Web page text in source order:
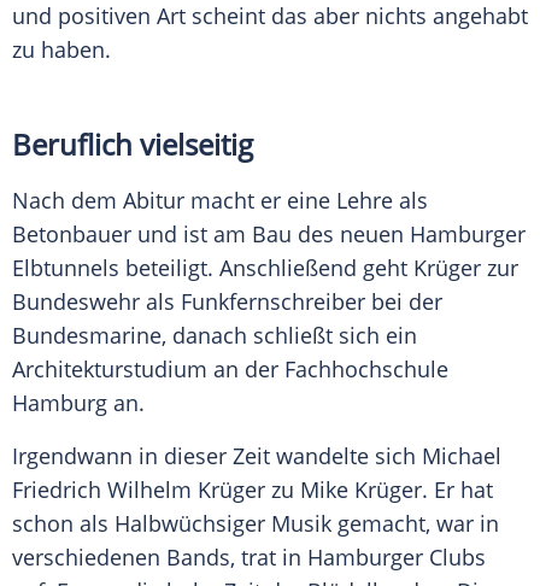
und positiven Art scheint das aber nichts angehabt
zu haben.
Beruflich vielseitig
Nach dem Abitur macht er eine Lehre als
Betonbauer und ist am Bau des neuen Hamburger
Elbtunnels beteiligt. Anschließend geht Krüger zur
Bundeswehr als Funkfernschreiber bei der
Bundesmarine, danach schließt sich ein
Architekturstudium an der Fachhochschule
Hamburg an.
Irgendwann in dieser Zeit wandelte sich Michael
Friedrich Wilhelm Krüger zu Mike Krüger. Er hat
schon als Halbwüchsiger Musik gemacht, war in
verschiedenen Bands, trat in Hamburger Clubs